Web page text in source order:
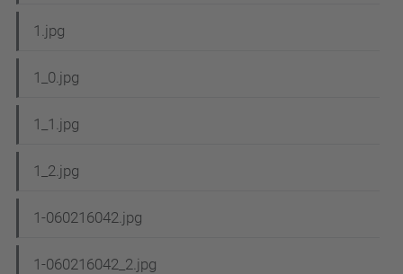
a
v
g
a
i
ó
1.jpg
1_0.jpg
1_1.jpg
1_2.jpg
1-060216042.jpg
1-060216042_2.jpg